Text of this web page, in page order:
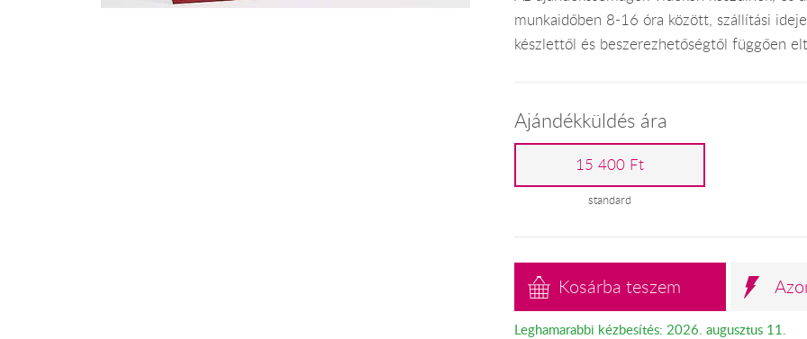
munkaidőben 8-16 óra között, szállítási
készlettől és beszerezhetőségtől függően
Ajándékküldés ára
15 400 Ft
standard
Kosárba teszem
Leghamarabbi kézbesítés: 2026. augusztus 11.